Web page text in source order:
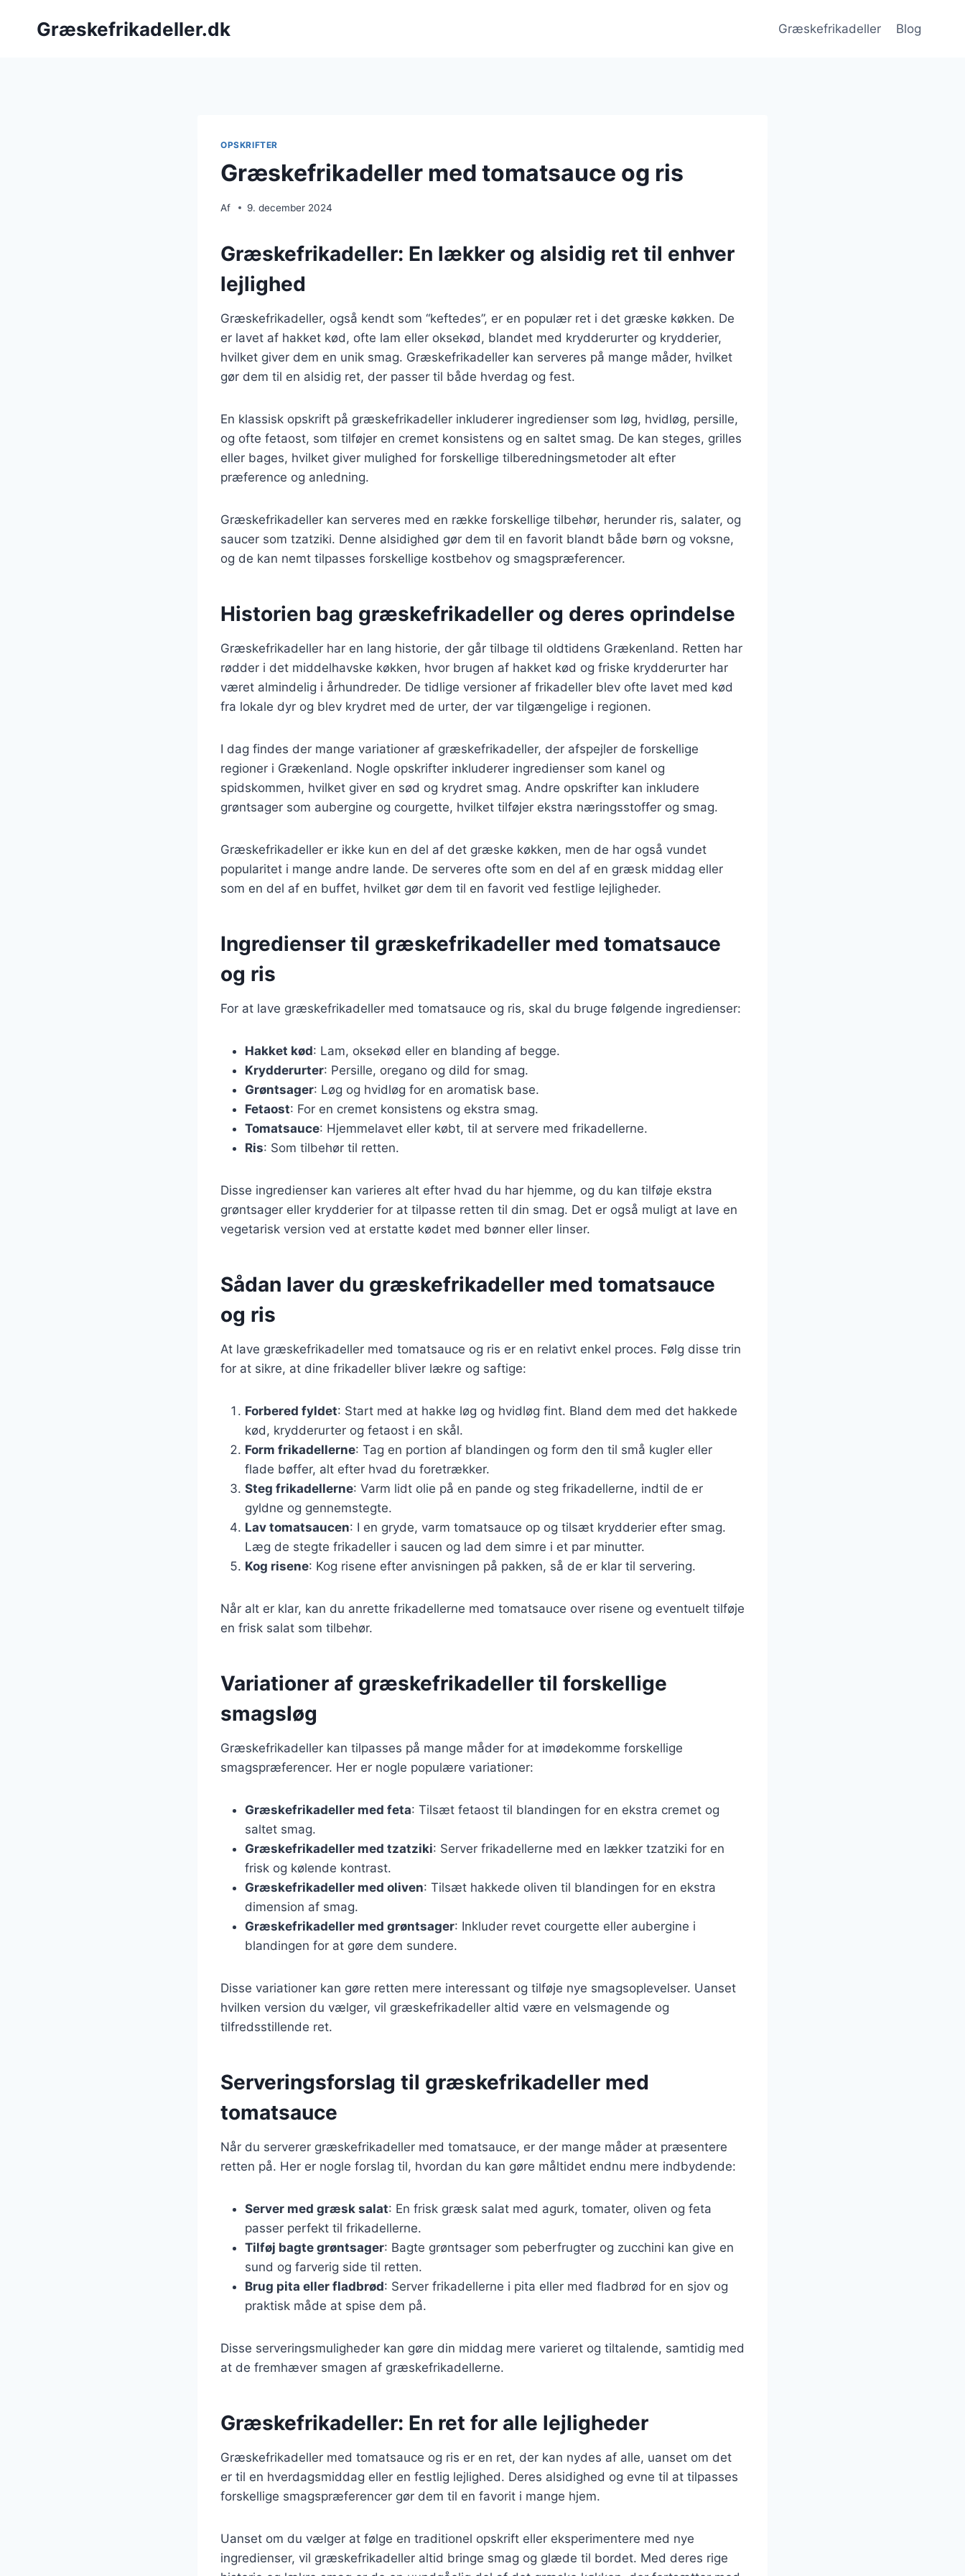
Græskefrikadeller.dk Græskefrikadeller Blog
OPSKRIFTER
Græskefrikadeller med tomatsauce og ris
Af 9. december 2024
Græskefrikadeller: En lækker og alsidig ret til enhver
lejlighed
Græskefrikadeller, også kendt som “keftedes”, er en populær ret i det græske køkken. De
er lavet af hakket kød, ofte lam eller oksekød, blandet med krydderurter og krydderier,
hvilket giver dem en unik smag. Græskefrikadeller kan serveres på mange måder, hvilket
gør dem til en alsidig ret, der passer til både hverdag og fest.
En klassisk opskrift på græskefrikadeller inkluderer ingredienser som løg, hvidløg, persille,
og ofte fetaost, som tilføjer en cremet konsistens og en saltet smag. De kan steges, grilles
eller bages, hvilket giver mulighed for forskellige tilberedningsmetoder alt efter
præference og anledning.
Græskefrikadeller kan serveres med en række forskellige tilbehør, herunder ris, salater, og
saucer som tzatziki. Denne alsidighed gør dem til en favorit blandt både børn og voksne,
og de kan nemt tilpasses forskellige kostbehov og smagspræferencer.
Historien bag græskefrikadeller og deres oprindelse
Græskefrikadeller har en lang historie, der går tilbage til oldtidens Grækenland. Retten har
rødder i det middelhavske køkken, hvor brugen af hakket kød og friske krydderurter har
været almindelig i århundreder. De tidlige versioner af frikadeller blev ofte lavet med kød
fra lokale dyr og blev krydret med de urter, der var tilgængelige i regionen.
I dag findes der mange variationer af græskefrikadeller, der afspejler de forskellige
regioner i Grækenland. Nogle opskrifter inkluderer ingredienser som kanel og
spidskommen, hvilket giver en sød og krydret smag. Andre opskrifter kan inkludere
grøntsager som aubergine og courgette, hvilket tilføjer ekstra næringsstoffer og smag.
Græskefrikadeller er ikke kun en del af det græske køkken, men de har også vundet
popularitet i mange andre lande. De serveres ofte som en del af en græsk middag eller
som en del af en buffet, hvilket gør dem til en favorit ved festlige lejligheder.
Ingredienser til græskefrikadeller med tomatsauce
og ris
For at lave græskefrikadeller med tomatsauce og ris, skal du bruge følgende ingredienser:
Hakket kød: Lam, oksekød eller en blanding af begge.
Krydderurter: Persille, oregano og dild for smag.
Grøntsager: Løg og hvidløg for en aromatisk base.
Fetaost: For en cremet konsistens og ekstra smag.
Tomatsauce: Hjemmelavet eller købt, til at servere med frikadellerne.
Ris: Som tilbehør til retten.
Disse ingredienser kan varieres alt efter hvad du har hjemme, og du kan tilføje ekstra
grøntsager eller krydderier for at tilpasse retten til din smag. Det er også muligt at lave en
vegetarisk version ved at erstatte kødet med bønner eller linser.
Sådan laver du græskefrikadeller med tomatsauce
og ris
At lave græskefrikadeller med tomatsauce og ris er en relativt enkel proces. Følg disse trin
for at sikre, at dine frikadeller bliver lækre og saftige:
Forbered fyldet: Start med at hakke løg og hvidløg fint. Bland dem med det hakkede
kød, krydderurter og fetaost i en skål.
Form frikadellerne: Tag en portion af blandingen og form den til små kugler eller
flade bøffer, alt efter hvad du foretrækker.
Steg frikadellerne: Varm lidt olie på en pande og steg frikadellerne, indtil de er
gyldne og gennemstegte.
Lav tomatsaucen: I en gryde, varm tomatsauce op og tilsæt krydderier efter smag.
Læg de stegte frikadeller i saucen og lad dem simre i et par minutter.
Kog risene: Kog risene efter anvisningen på pakken, så de er klar til servering.
Når alt er klar, kan du anrette frikadellerne med tomatsauce over risene og eventuelt tilføje
en frisk salat som tilbehør.
Variationer af græskefrikadeller til forskellige
smagsløg
Græskefrikadeller kan tilpasses på mange måder for at imødekomme forskellige
smagspræferencer. Her er nogle populære variationer:
Græskefrikadeller med feta: Tilsæt fetaost til blandingen for en ekstra cremet og
saltet smag.
Græskefrikadeller med tzatziki: Server frikadellerne med en lækker tzatziki for en
frisk og kølende kontrast.
Græskefrikadeller med oliven: Tilsæt hakkede oliven til blandingen for en ekstra
dimension af smag.
Græskefrikadeller med grøntsager: Inkluder revet courgette eller aubergine i
blandingen for at gøre dem sundere.
Disse variationer kan gøre retten mere interessant og tilføje nye smagsoplevelser. Uanset
hvilken version du vælger, vil græskefrikadeller altid være en velsmagende og
tilfredsstillende ret.
Serveringsforslag til græskefrikadeller med
tomatsauce
Når du serverer græskefrikadeller med tomatsauce, er der mange måder at præsentere
retten på. Her er nogle forslag til, hvordan du kan gøre måltidet endnu mere indbydende:
Server med græsk salat: En frisk græsk salat med agurk, tomater, oliven og feta
passer perfekt til frikadellerne.
Tilføj bagte grøntsager: Bagte grøntsager som peberfrugter og zucchini kan give en
sund og farverig side til retten.
Brug pita eller fladbrød: Server frikadellerne i pita eller med fladbrød for en sjov og
praktisk måde at spise dem på.
Disse serveringsmuligheder kan gøre din middag mere varieret og tiltalende, samtidig med
at de fremhæver smagen af græskefrikadellerne.
Græskefrikadeller: En ret for alle lejligheder
Græskefrikadeller med tomatsauce og ris er en ret, der kan nydes af alle, uanset om det
er til en hverdagsmiddag eller en festlig lejlighed. Deres alsidighed og evne til at tilpasses
forskellige smagspræferencer gør dem til en favorit i mange hjem.
Uanset om du vælger at følge en traditionel opskrift eller eksperimentere med nye
ingredienser, vil græskefrikadeller altid bringe smag og glæde til bordet. Med deres rige